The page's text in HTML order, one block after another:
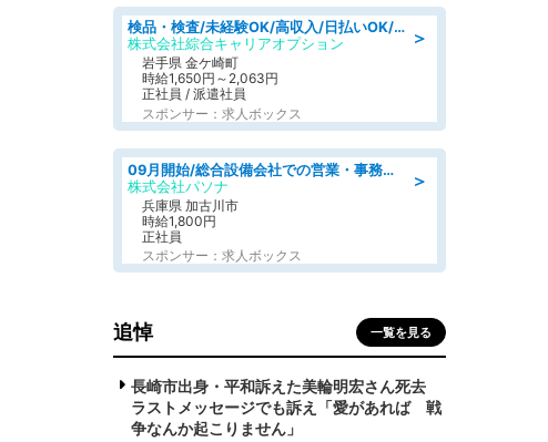
＞
検品・検査/未経験OK/高収入/日払いOK/交替制/20・30・40代活躍中
株式会社綜合キャリアオプション
岩手県 金ケ崎町
時給1,650円～2,063円
正社員 / 派遣社員
スポンサー：求人ボックス
＞
09月開始/総合設備会社での営業・事務のお仕事/車通勤可/賞与あり/営業/営業事務
株式会社パソナ
兵庫県 加古川市
時給1,800円
正社員
スポンサー：求人ボックス
追悼 一覧を見る
長崎市出身・平和訴えた美輪明宏さん死去
ラストメッセージでも訴え「愛があれば 戦
争なんか起こりません」